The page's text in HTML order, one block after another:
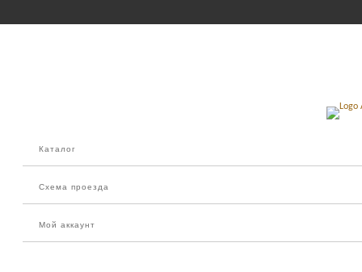
Каталог
Схема проезда
Мой аккаунт